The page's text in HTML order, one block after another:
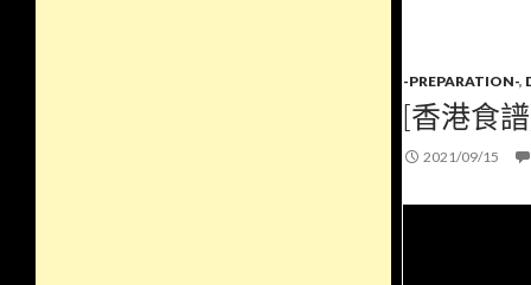
-PREPARATION-,
[香港食
2021/09/15